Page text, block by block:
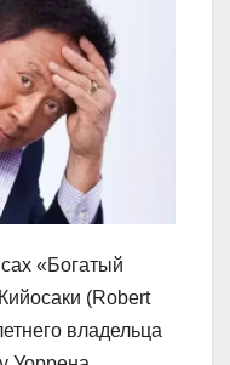
«Богатый
(Robert
владельца